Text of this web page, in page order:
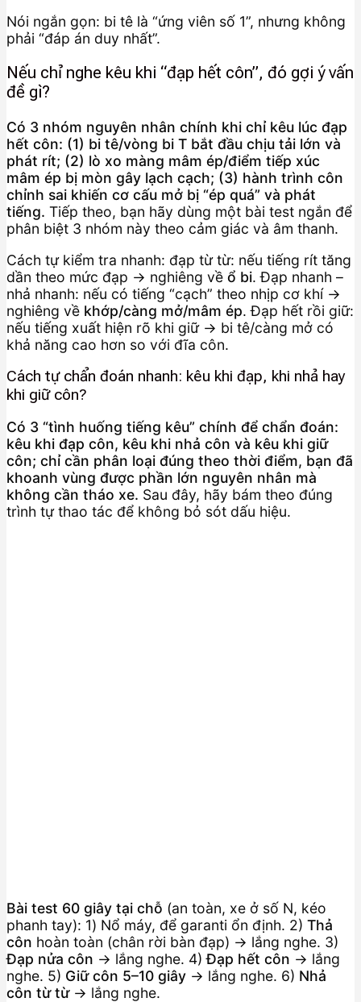
Nói ngắn gọn: bi tê là “ứng viên số 1”, nhưng không
phải “đáp án duy nhất”.
Nếu chỉ nghe kêu khi “đạp hết côn”, đó gợi ý vấn
đề gì?
Có 3 nhóm nguyên nhân chính khi chỉ kêu lúc đạp
hết côn: (1) bi tê/vòng bi T bắt đầu chịu tải lớn và
phát rít; (2) lò xo màng mâm ép/điểm tiếp xúc
mâm ép bị mòn gây lạch cạch; (3) hành trình côn
chỉnh sai khiến cơ cấu mở bị “ép quá” và phát
tiếng. Tiếp theo, bạn hãy dùng một bài test ngắn để
phân biệt 3 nhóm này theo cảm giác và âm thanh.
Cách tự kiểm tra nhanh: đạp từ từ: nếu tiếng rít tăng
dần theo mức đạp → nghiêng về ổ bi. Đạp nhanh –
nhả nhanh: nếu có tiếng “cạch” theo nhịp cơ khí →
nghiêng về khớp/càng mở/mâm ép. Đạp hết rồi giữ:
nếu tiếng xuất hiện rõ khi giữ → bi tê/càng mở có
khả năng cao hơn so với đĩa côn.
Cách tự chẩn đoán nhanh: kêu khi đạp, khi nhả hay
khi giữ côn?
Có 3 “tình huống tiếng kêu” chính để chẩn đoán:
kêu khi đạp côn, kêu khi nhả côn và kêu khi giữ
côn; chỉ cần phân loại đúng theo thời điểm, bạn đã
khoanh vùng được phần lớn nguyên nhân mà
không cần tháo xe. Sau đây, hãy bám theo đúng
trình tự thao tác để không bỏ sót dấu hiệu.
Bài test 60 giây tại chỗ (an toàn, xe ở số N, kéo
phanh tay): 1) Nổ máy, để garanti ổn định. 2) Thả
côn hoàn toàn (chân rời bàn đạp) → lắng nghe. 3)
Đạp nửa côn → lắng nghe. 4)Đạp hết côn → lắng
nghe. 5) Giữ côn 5–10 giây → lắng nghe. 6) Nhả
côn từ từ→ lắng nghe.